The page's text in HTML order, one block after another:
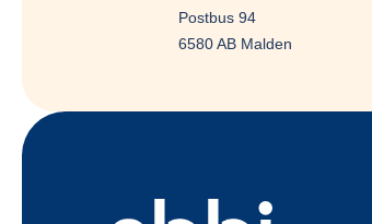
Postbus 94
6580 AB Malden